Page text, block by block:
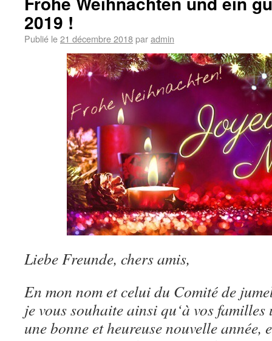
2019 !
Publié le21 décembre 2018paradmin
Liebe Freunde, chers amis,
En mon nom et celui du Comité de
je vous souhaite ainsi qu‘à vos familles
une bonne et heureuse nouvelle année,